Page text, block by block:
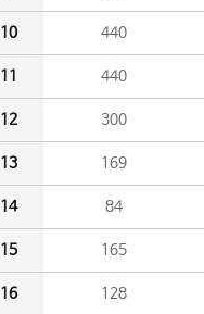
10 440
11 440
12 300
13 169
14 84
15 165
16 128